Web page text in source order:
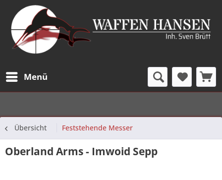
Menü
Übersicht Feststehende Messer
Oberland Arms - Imwoid Sepp